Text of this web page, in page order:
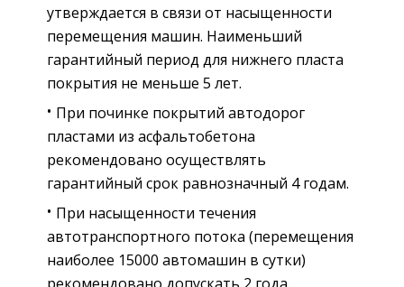
утверждается в связи от насыщенности
перемещения машин. Наименьший
гарантийный период для нижнего пласта
покрытия не меньше 5 лет.
При починке покрытий автодорог
пластами из асфальтобетона
рекомендовано осуществлять
гарантийный срок равнозначный 4 годам.
При насыщенности течения
автотранспортного потока (перемещения
наиболее 15000 автомашин в сутки)